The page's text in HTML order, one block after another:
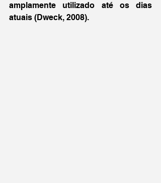
amplamente utilizado até os dias
atuais (Dweck, 2008).